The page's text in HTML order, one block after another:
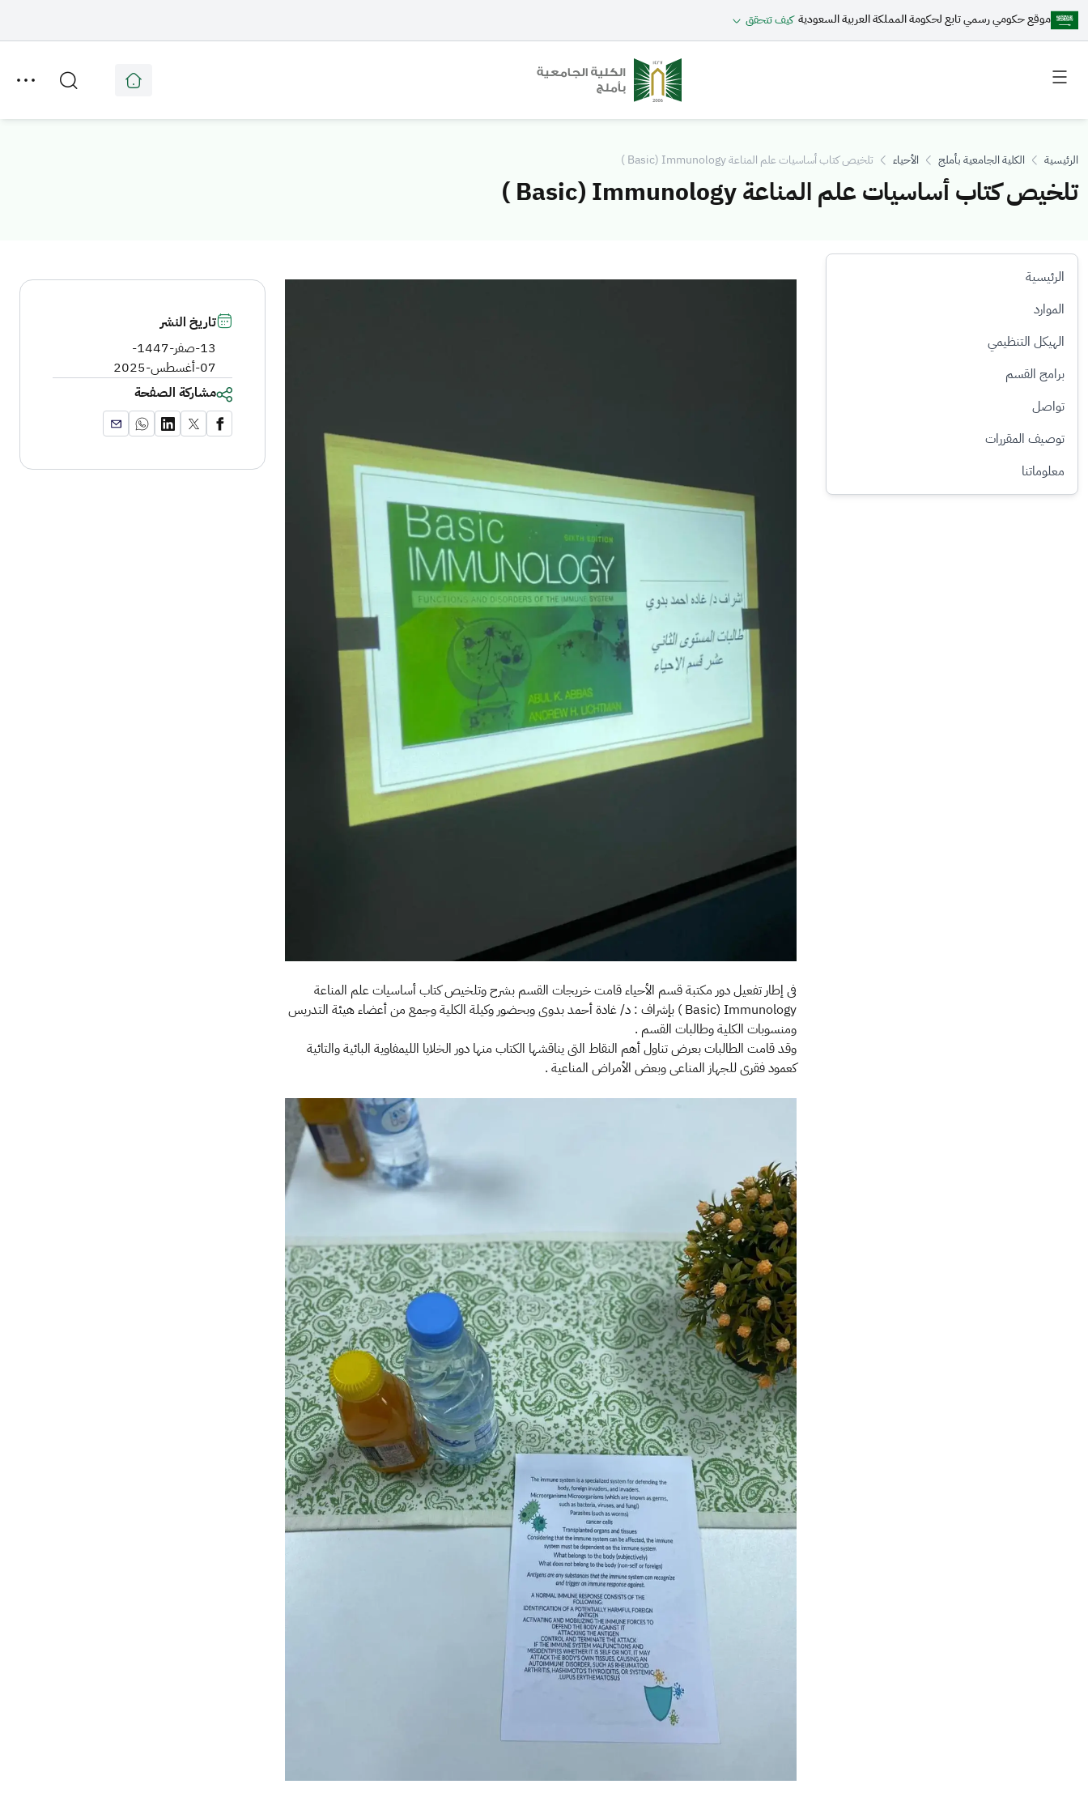
موقع حكومي رسمي تابع لحكومة المملكة العربية السعودية كيف تتحقق
Toggle
menu
Toggle
menu
الرئيسية الكلية الجامعية بأملج الأحياء تلخيص كتاب أساسيات علم المناعة Basic) Immunology )
تلخيص كتاب أساسيات علم المناعة Basic) Immunology )
الرئيسية
الموارد
الهيكل التنظيمي
برامج القسم
تواصل
توصيف المقررات
معلوماتنا
الصورة
فى إطار تفعيل دور مكتبة قسم الأحياء قامت خريجات القسم بشرح وتلخيص كتاب أساسيات علم المناعة
Basic) Immunology ) بإشراف : د/ غادة أحمد بدوى وبحضور وكيلة الكلية وجمع من أعضاء هيئة التدريس
ومنسوبات الكلية وطالبات القسم .
وقد قامت الطالبات بعرض تناول أهم النقاط التى يناقشها الكتاب منها دور الخلايا الليمفاوية البائية والتائية
كعمود فقرى للجهاز المناعى وبعض الأمراض المناعية . ​
تاريخ النشر
13-صفر-1447
-
07-أغسطس-2025
مشاركة الصفحة